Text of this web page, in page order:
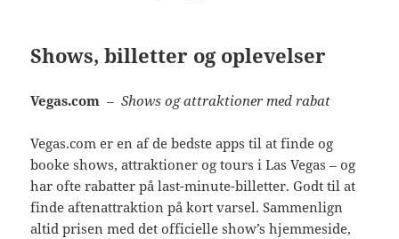
Shows, billetter og oplevelser
Vegas.com – Shows og attraktioner med rabat
Vegas.com er en af de bedste apps til at finde og
booke shows, attraktioner og tours i Las Vegas – og
har ofte rabatter på last-minute-billetter. Godt til at
finde aftenattraktion på kort varsel. Sammenlign
altid prisen med det officielle show’s hjemmeside,